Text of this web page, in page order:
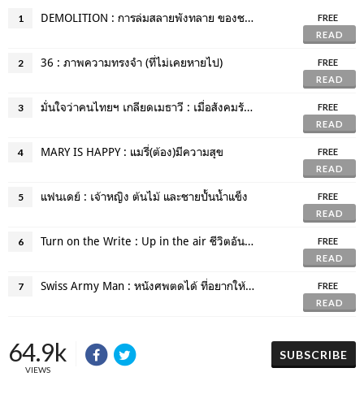
1 DEMOLITION : การล่มสลายพังทลาย ของชายคนหนึ่ง
FREE
READ
2 36 : ภาพความทรงจำ (ที่ไม่เคยหายไป)
FREE
READ
3 มั่นใจว่าคนไทยฯ เกลียดเมธาวี : เมื่อสังคมรังแกฉัน
FREE
READ
4 MARY IS HAPPY : แมรี่(ต้อง)มีความสุข
FREE
READ
5 แฟนเดย์ : เจ้าหญิง ต้นไม้ และชายปั้นน้ำแข็ง
FREE
READ
6 Turn on the Write : Up in the air ชีวิตอันล่องลอย ของชายชอบบิน
FREE
READ
7 Swiss Army Man : หนังศพตดได้ ที่อยากให้คุณดู
FREE
READ
64.9k
VIEWS
SUBSCRIBE